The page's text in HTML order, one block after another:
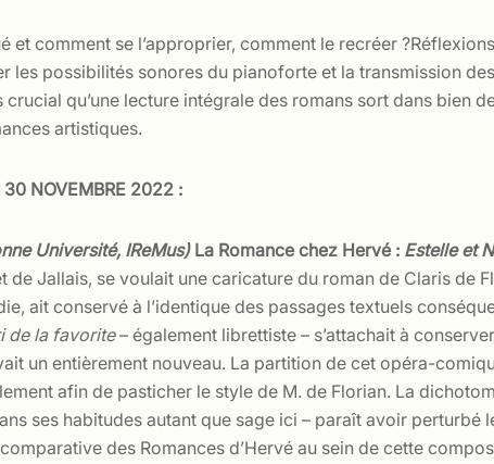
et comment se l’approprier, comment le recréer
les possibilités sonores du pianoforte et la transmission
crucial qu’une lecture intégrale des romans sort dans bien
artistiques.
30 NOVEMBRE 2022 :
Université, IReMus) La Romance chez Hervé : Estelle et
de Jallais, se voulait une caricature du roman de Claris de
ait conservé à l’identique des passages textuels
de la favorite– également librettiste – s’attachait à
un entièrement nouveau. La partition de cet opéra-
afin de pasticher le style de M. de Florian. La
ses habitudes autant que sage ici – paraît avoir perturbé
des Romances d’Hervé au sein de cette